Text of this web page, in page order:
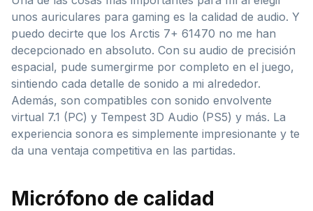
unos auriculares para gaming es la calidad de audio. Y
puedo decirte que los Arctis 7+ 61470 no me han
decepcionado en absoluto. Con su audio de precisión
espacial, pude sumergirme por completo en el juego,
sintiendo cada detalle de sonido a mi alrededor.
Además, son compatibles con sonido envolvente
virtual 7.1 (PC) y Tempest 3D Audio (PS5) y más. La
experiencia sonora es simplemente impresionante y te
da una ventaja competitiva en las partidas.
Micrófono de calidad